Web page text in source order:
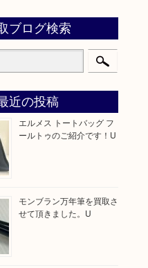
ブログ検索
近の投稿
エルメス トートバッグ フ
ールトゥのご紹介です！U
モンブラン万年筆を買取さ
せて頂きました。U